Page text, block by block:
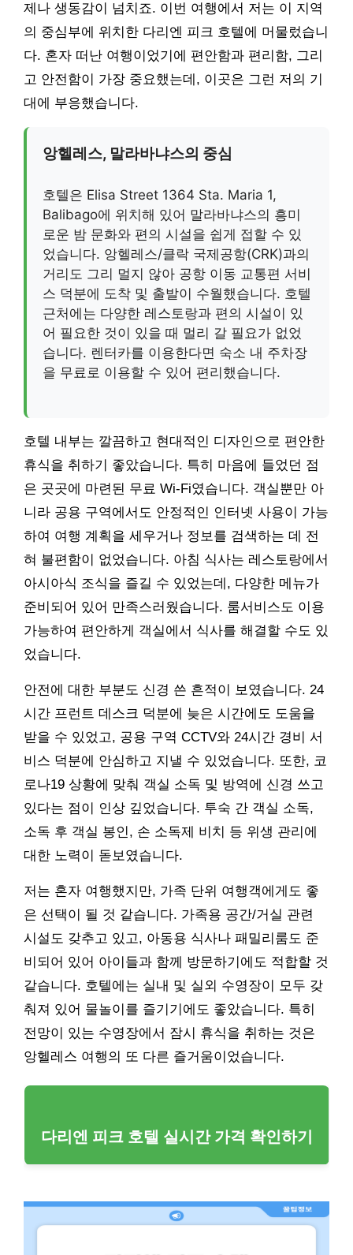
제나 생동감이 넘치죠. 이번 여행에서 저는 이 지역
의 중심부에 위치한 다리엔 피크 호텔에 머물렀습니
다. 혼자 떠난 여행이었기에 편안함과 편리함, 그리
고 안전함이 가장 중요했는데, 이곳은 그런 저의 기
대에 부응했습니다.
앙헬레스, 말라바냐스의 중심
호텔은 Elisa Street 1364 Sta. Maria 1,
Balibago에 위치해 있어 말라바냐스의 흥미
로운 밤 문화와 편의 시설을 쉽게 접할 수 있
었습니다. 앙헬레스/클락 국제공항(CRK)과의
거리도 그리 멀지 않아 공항 이동 교통편 서비
스 덕분에 도착 및 출발이 수월했습니다. 호텔
근처에는 다양한 레스토랑과 편의 시설이 있
어 필요한 것이 있을 때 멀리 갈 필요가 없었
습니다. 렌터카를 이용한다면 숙소 내 주차장
을 무료로 이용할 수 있어 편리했습니다.
호텔 내부는 깔끔하고 현대적인 디자인으로 편안한
휴식을 취하기 좋았습니다. 특히 마음에 들었던 점
은 곳곳에 마련된 무료 Wi-Fi였습니다. 객실뿐만 아
니라 공용 구역에서도 안정적인 인터넷 사용이 가능
하여 여행 계획을 세우거나 정보를 검색하는 데 전
혀 불편함이 없었습니다. 아침 식사는 레스토랑에서
아시아식 조식을 즐길 수 있었는데, 다양한 메뉴가
준비되어 있어 만족스러웠습니다. 룸서비스도 이용
가능하여 편안하게 객실에서 식사를 해결할 수도 있
었습니다.
안전에 대한 부분도 신경 쓴 흔적이 보였습니다. 24
시간 프런트 데스크 덕분에 늦은 시간에도 도움을
받을 수 있었고, 공용 구역 CCTV와 24시간 경비 서
비스 덕분에 안심하고 지낼 수 있었습니다. 또한, 코
로나19 상황에 맞춰 객실 소독 및 방역에 신경 쓰고
있다는 점이 인상 깊었습니다. 투숙 간 객실 소독,
소독 후 객실 봉인, 손 소독제 비치 등 위생 관리에
대한 노력이 돋보였습니다.
저는 혼자 여행했지만, 가족 단위 여행객에게도 좋
은 선택이 될 것 같습니다. 가족용 공간/거실 관련
시설도 갖추고 있고, 아동용 식사나 패밀리룸도 준
비되어 있어 아이들과 함께 방문하기에도 적합할 것
같습니다. 호텔에는 실내 및 실외 수영장이 모두 갖
춰져 있어 물놀이를 즐기기에도 좋았습니다. 특히
전망이 있는 수영장에서 잠시 휴식을 취하는 것은
앙헬레스 여행의 또 다른 즐거움이었습니다.
다리엔 피크 호텔 실시간 가격 확인하기